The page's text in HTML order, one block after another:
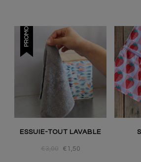
PROMO !
ESSUIE-TOUT LAVABLE
€3,00 € 1,50